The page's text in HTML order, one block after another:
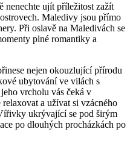
nenechte ujít příležitost zažít
Maledivy⁣ jsou přímo
​Při oslavě ⁣na Maledivách se
plné romantiky a
‌nejen okouzlující ‍přírodu
ubytování ve ⁣vilách s
vrcholu vás ⁢čeká v
a užívat si vzácného
ukrývající se pod širým
⁣po dlouhých procházkách po